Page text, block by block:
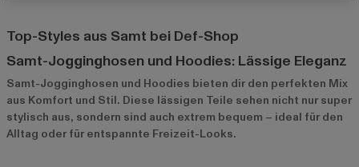
Top-Styles aus Samt bei Def-Shop
Samt-Jogginghosen und Hoodies: Lässige Eleganz
Samt-Jogginghosen und Hoodies bieten dir den perfekten Mix
aus Komfort und Stil. Diese lässigen Teile sehen nicht nur super
stylisch aus, sondern sind auch extrem bequem – ideal für den
Alltag oder für entspannte Freizeit-Looks.